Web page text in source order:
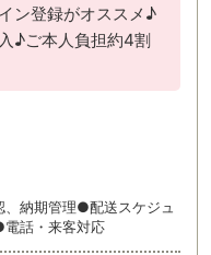
ン登録がオススメ♪
♪ご本人負担約4割
納期管理●配送スケジュ
話・来客対応